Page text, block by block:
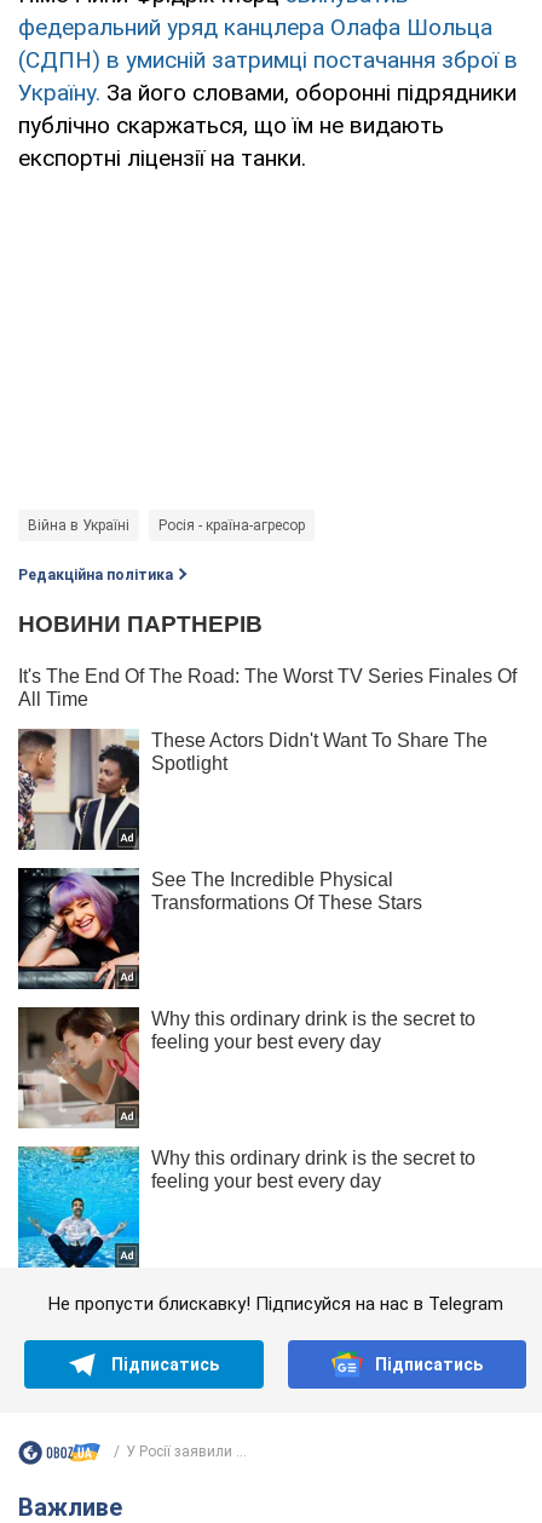
федеральний уряд канцлера Олафа Шольца
(СДПН) в умисній затримці постачання зброї в
Україну. За його словами, оборонні підрядники
публічно скаржаться, що їм не видають
експортні ліцензії на танки.
Війна в Україні Росія - країна-агресор
Редакційна політика
Не пропусти блискавку! Підписуйся на нас в Telegram
Підписатись Підписатись
У Росії заявили ...
Важливе